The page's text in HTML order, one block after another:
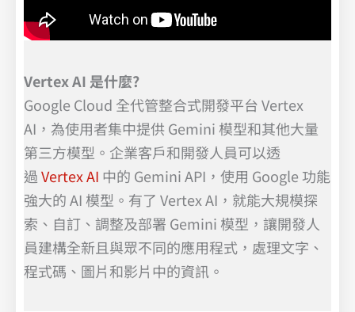
Vertex AI 是什麼?
Google Cloud 全代管整合式開發平台 Vertex
AI，為使用者集中提供 Gemini 模型和其他大量
第三方模型。企業客戶和開發人員可以透
過Vertex AI 中的 Gemini API，使用 Google 功能
強大的 AI 模型。有了 Vertex AI，就能大規模探
索、自訂、調整及部署 Gemini 模型，讓開發人
員建構全新且與眾不同的應用程式，處理文字、
程式碼、圖片和影片中的資訊。